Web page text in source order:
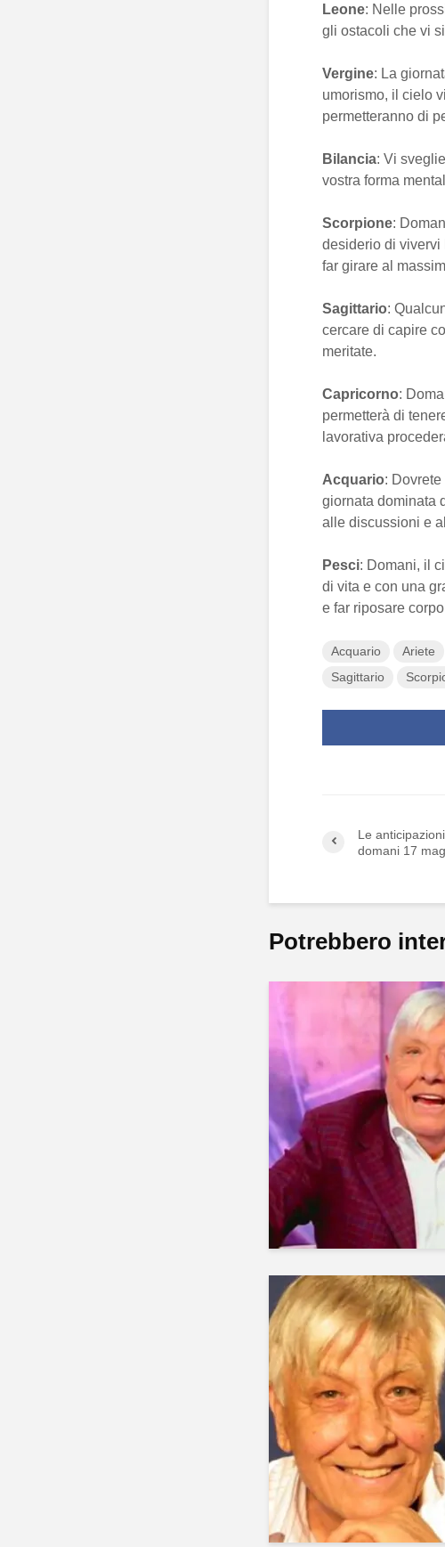
Leone: Nelle
gli ostacoli che vi
Vergine: La
umorismo, il cielo
permetteranno di
Bilancia: Vi
vostra forma
Scorpione:
desiderio di vivervi
far girare al
Sagittario:
cercare di capire
meritate.
Capricorno:
permetterà di
lavorativa
Acquario:
giornata dominata
alle discussioni e
Pesci: Domani, il
di vita e con una
e far riposare
Acquario Ariete
Sagittario
Le
domani 17
Potrebbero